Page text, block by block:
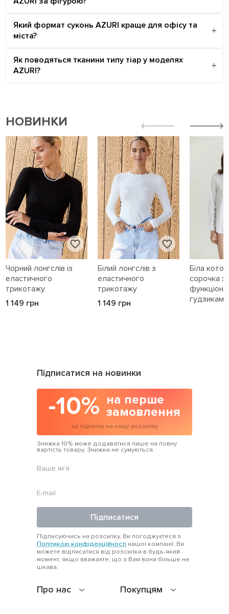
Який формат суконь AZURI краще для офісу та
міста?
Як поводяться тканини типу тіар у моделях
AZURI?
НОВИНКИ
Чорний лонгслів із
еластичного
трикотажу
1 149 грн
Білий лонгслів з
еластичного
трикотажу
1 149 грн
Біла
сорочка з
гудзиками
Про нас Покупцям
Підписатися на новинки
-10% на перше
замовлення
за підписку на нашу розсилку
Знижка 10% може додаватися лише на повну
вартість товару. Знижки не сумуються.
Підписатися
Підписуючись на розсилку, Ви погоджуєтеся з
Політикою конфіденційності нашої компанії. Ви
можете відписатися від розсилки в будь-який
момент, якщо вважаєте, що з Вам вона більше не
цікава.